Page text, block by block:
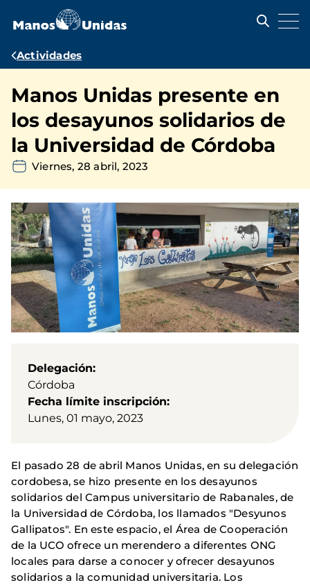
contenido
Ruta
navegación
Actividades
Manos Unidas presente en
los desayunos solidarios de
la Universidad de Córdoba
Viernes, 28 abril, 2023
Delegación
Córdoba
Fecha límite inscripción
Lunes, 01 mayo, 2023
El pasado 28 de abril Manos Unidas, en su delegación
cordobesa, se hizo presente en los desayunos
solidarios del Campus universitario de Rabanales, de
la Universidad de Córdoba, los llamados "Desyunos
Gallipatos". En este espacio, el Área de Cooperación
de la UCO ofrece un merendero a diferentes ONG
locales para darse a conocer y ofrecer desayunos
solidarios a la comunidad universitaria. Los